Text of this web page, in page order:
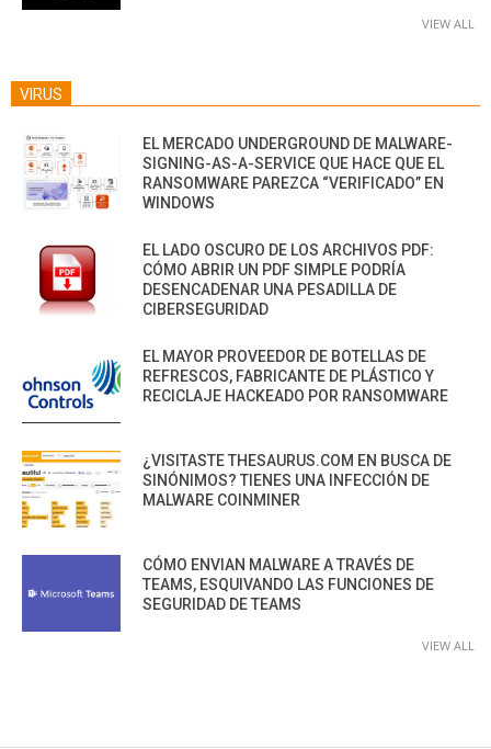
VIEW ALL
VIRUS
EL MERCADO UNDERGROUND DE MALWARE-
SIGNING-AS-A-SERVICE QUE HACE QUE EL
RANSOMWARE PAREZCA “VERIFICADO” EN
WINDOWS
EL LADO OSCURO DE LOS ARCHIVOS PDF:
CÓMO ABRIR UN PDF SIMPLE PODRÍA
DESENCADENAR UNA PESADILLA DE
CIBERSEGURIDAD
EL MAYOR PROVEEDOR DE BOTELLAS DE
REFRESCOS, FABRICANTE DE PLÁSTICO Y
RECICLAJE HACKEADO POR RANSOMWARE
¿VISITASTE THESAURUS.COM EN BUSCA DE
SINÓNIMOS? TIENES UNA INFECCIÓN DE
MALWARE COINMINER
CÓMO ENVIAN MALWARE A TRAVÉS DE
TEAMS, ESQUIVANDO LAS FUNCIONES DE
SEGURIDAD DE TEAMS
VIEW ALL